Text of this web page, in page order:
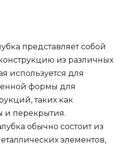
представляет собой
из различных
используется для
формы для
таких как
и перекрытия.
обычно состоит из
элементов,